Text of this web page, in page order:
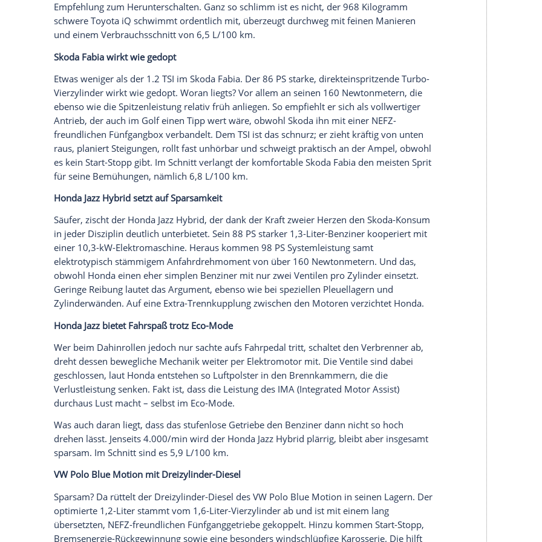
Leichte Verbrauchs-Beute für denSmart Fortwomhd, der mit 5,6 L/100 km auskommt.
Kein Wunder bei weniger Hubraum, weniger Gewicht und der Bezeichnung Microhybrid.
Wobei dieser Begriff derselben Textschmiede wie Entsorgungspark entstammen könnte, da
er lediglich für Start-Stopp steht und damit nicht für einen elektrischen Zusatzantrieb.
Wie Start-Stopp erscheinen Sensiblen die Schaltpausen, die sich das automatisierte
FünfganggetriebedesSmartFortwo mhd gönnt. Wer vor dem Schalten etwas vom Gas
geht, lindert den Effekt, ansonsten empfiehlt es sich aber draufzubleiben. Der 71-PS-
Dreizylinder-Sauger gehört nicht zu den Temperamentsbolzen. Vorbei die Zeit der munter
turbozwitschernden Erstauflage, der Einliter wirkt etwas blutleer. Wen wundert es bei
lediglich 92Newtonmetern? Von Hand tippgeschaltet wird die Sache munterer.
Toyota iQ – 1,5 Sitzplätze und ein
Zeit für Toyotas Smart-Klon iQ. Er wirft nicht nur anderthalb Sitzplätze, sondern auch einen
Zylindermehr in die Schlacht. Unter seiner Fronthaube – wir haben nachgesehen, er passt
tatsächlich drunter – sitzt der 1,3-Liter-Toyota-Universalmotor mit 98 PS und Start-Stopp.
Die Japaner widerstanden der Versuchung, ein absurd auf den NEFZ-Verbrauchstest
abgestimmtes Getriebe anzuflanschen – Übersetzung und Gangsprünge passen im Alltag.
An Steigungsstrecken, speziell auf der Autobahn, leuchtet allerdings permanent die
Empfehlung zum Herunterschalten. Ganz so schlimm ist es nicht, der 968 Kilogramm
schwere ToyotaiQ schwimmt ordentlich mit, überzeugt durchweg mit feinen Manieren
und einem Verbrauchsschnitt von 6,5 L/100 km.
Skoda Fabia wirkt wie gedopt
Etwas weniger als der 1.2 TSI im SkodaFabia. Der 86 PS starke, direkteinspritzende Turbo-
Vierzylinder wirkt wie gedopt. Woran liegts? Vor allem an seinen 160Newtonmetern
ebenso wie die Spitzenleistung relativ früh anliegen. So empfiehlt er sich als vollwertiger
Antrieb, der auch im Golf einen Tipp wert wäre, obwohl
freundlichen Fünfgangbox verbandelt. Dem TSI ist das schnurz; er zieht kräftig von unten
raus, planiert Steigungen, rollt fast unhörbar und schweigt praktisch an der Ampel, obwohl
es kein Start-Stopp gibt. Im Schnitt verlangt der komfortableSkodaFabia den meisten Sprit